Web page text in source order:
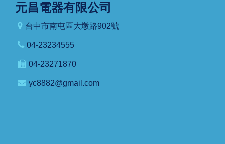
元昌電器有限公司
台中市南屯區大墩路902號
04-23234555
04-23271870
yc8882@gmail.com